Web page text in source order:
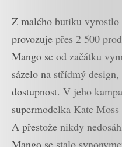
Z malého butiku
provozuje přes 2 500
Mango se od začátku
sázelo na střídmý
dostupnost. V jeho
supermodelka Kate
A přestože nikdy